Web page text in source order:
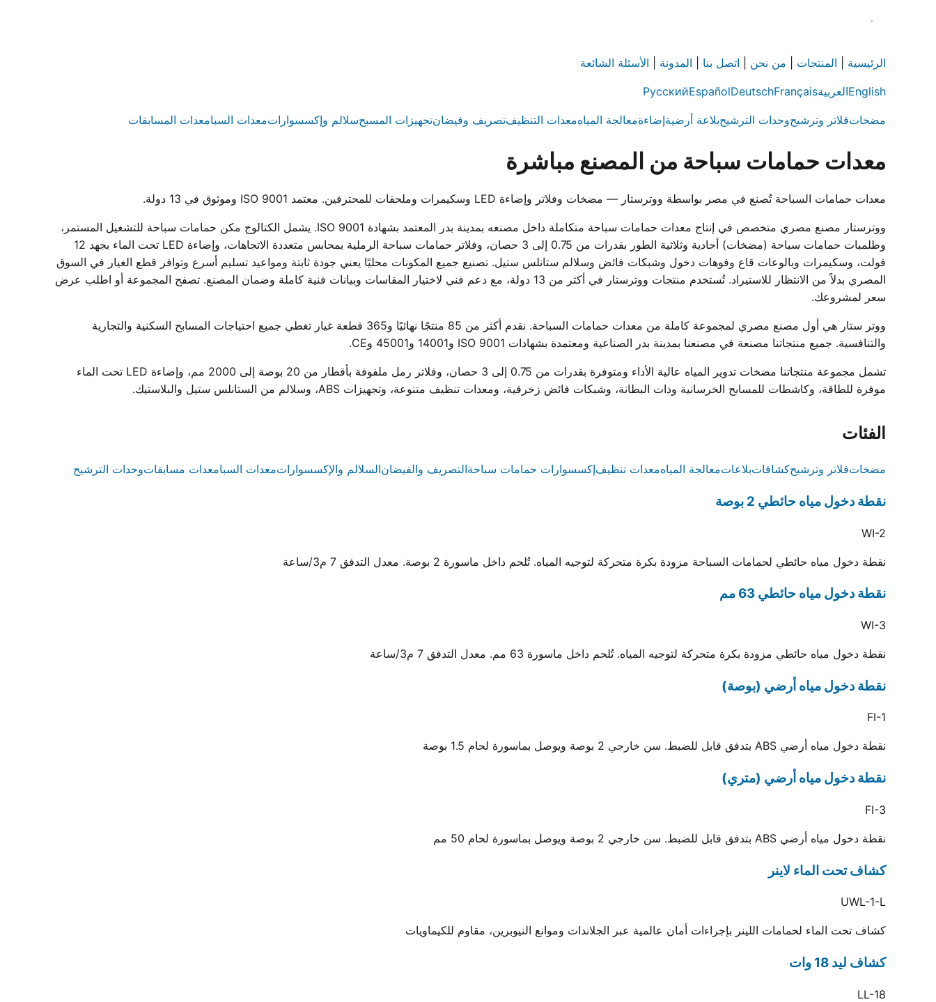
الرئيسية المنتجات من نحن اتصل بنا المدونة الأسئلة الشائعة
EnglishالعربيةFrançais
Deutsch
Español
Русский
مضخاتفلاتر وترشيحوحدات الترشيحبلاعة أرضيةإضاءةمعالجة المياهمعدات التنظيفتصريف وفيضانتجهيزات المسبحسلالم وإكسسواراتمعدات السبامعدات المسابقات
معدات حمامات سباحة من المصنع مباشرة
معدات حمامات السباحة تُصنع في مصر بواسطة ووترستار — مضخات وفلاتر وإضاءة LED وسكيمرات وملحقات للمحترفين. معتمد ISO 9001 وموثوق في 13 دولة.
ووترستار مصنع مصري متخصص في إنتاج معدات حمامات سباحة متكاملة داخل مصنعه بمدينة بدر المعتمد بشهادة ISO 9001. يشمل الكتالوج مكن حمامات سباحة للتشغيل المستمر،
وطلمبات حمامات سباحة (مضخات) أحادية وثلاثية الطور بقدرات من 0.75 إلى 3 حصان، وفلاتر حمامات سباحة الرملية بمحابس متعددة الاتجاهات، وإضاءة LED تحت الماء بجهد 12
فولت، وسكيمرات وبالوعات قاع وفوهات دخول وشبكات فائض وسلالم ستانلس ستيل. تصنيع جميع المكونات محليًا يعني جودة ثابتة ومواعيد تسليم أسرع وتوافر قطع الغيار في السوق
المصري بدلاً من الانتظار للاستيراد. تُستخدم منتجات ووترستار في أكثر من 13 دولة، مع دعم فني لاختيار المقاسات وبيانات فنية كاملة وضمان المصنع. تصفح المجموعة أو اطلب عرض
سعر لمشروعك.
ووتر ستار هي أول مصنع مصري لمجموعة كاملة من معدات حمامات السباحة. نقدم أكثر من 85 منتجًا نهائيًا و365 قطعة غيار تغطي جميع احتياجات المسابح السكنية والتجارية
والتنافسية. جميع منتجاتنا مصنعة في مصنعنا بمدينة بدر الصناعية ومعتمدة بشهادات ISO 9001 و14001 و45001 وCE.
تشمل مجموعة منتجاتنا مضخات تدوير المياه عالية الأداء ومتوفرة بقدرات من 0.75 إلى 3 حصان، وفلاتر رمل ملفوفة بأقطار من 20 بوصة إلى 2000 مم، وإضاءة LED تحت الماء
موفرة للطاقة، وكاشطات للمسابح الخرسانية وذات البطانة، وشبكات فائض زخرفية، ومعدات تنظيف متنوعة، وتجهيزات ABS، وسلالم من الستانلس ستيل والبلاستيك.
الفئات
مضخاتفلاتر وترشيحكشافاتبلاعاتمعالجة المياهمعدات تنظيفإكسسوارات حمامات سباحةالتصريف والفيضانالسلالم والإكسسواراتمعدات السبامعدات مسابقاتوحدات الترشيح
نقطة دخول مياه حائطي 2 بوصة
WI-2
نقطة دخول مياه حائطي لحمامات السباحة مزودة بكرة متحركة لتوجيه المياه. تُلحم داخل ماسورة 2 بوصة. معدل التدفق 7 م3/ساعة
نقطة دخول مياه حائطي 63 مم
WI-3
نقطة دخول مياه حائطي مزودة بكرة متحركة لتوجيه المياه. تُلحم داخل ماسورة 63 مم. معدل التدفق 7 م3/ساعة
نقطة دخول مياه أرضي (بوصة)
FI-1
نقطة دخول مياه أرضي ABS بتدفق قابل للضبط. سن خارجي 2 بوصة ويوصل بماسورة لحام 1.5 بوصة
نقطة دخول مياه أرضي (متري)
FI-3
نقطة دخول مياه أرضي ABS بتدفق قابل للضبط. سن خارجي 2 بوصة ويوصل بماسورة لحام 50 مم
كشاف تحت الماء لاينر
UWL-1-L
كشاف تحت الماء لحمامات اللينر بإجراءات أمان عالمية عبر الجلاندات وموانع النيوبرين، مقاوم للكيماويات
كشاف ليد 18 وات
LL-18